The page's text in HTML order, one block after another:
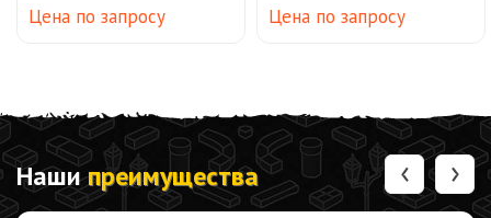
Цена по запросу Цена по запросу
Нашипреимущества ‹ ›